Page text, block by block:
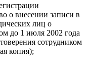
о внесении записи в
ких лиц о
до 1 июля 2002 года
сотрудником
копия);